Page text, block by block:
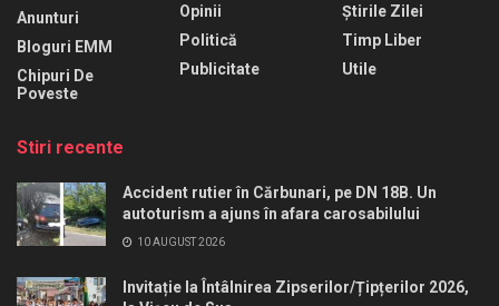
Anunturi
Bloguri EMM
Chipuri De
Poveste
Opinii
Politică
Publicitate
Știrile Zilei
Timp Liber
Utile
Stiri recente
Accident rutier în Cărbunari, pe DN 18B. Un
autoturism a ajuns în afara carosabilului
10 AUGUST 2026
Invitație la Întâlnirea Zipserilor/Țipțerilor 2026,